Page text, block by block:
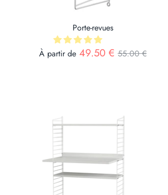
Porte-revues
À partir de 49.50 €Prix
55.00 €